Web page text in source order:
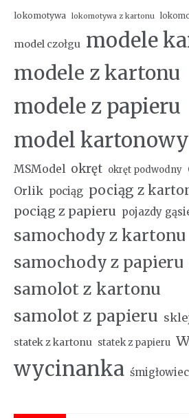
lokomotywa lokomotywa z kartonu
model czołgu modele
modele z kartonu
modele z papieru
model kartonowy
MSModel okręt okręt podwodny
Orlik pociąg pociąg z
pociąg z papieru pojazdy
samochody z kartonu
samochody z papieru
samolot z kartonu
samolot z papieru
statek z kartonu statek z papieru
wycinanka śmigłowiec